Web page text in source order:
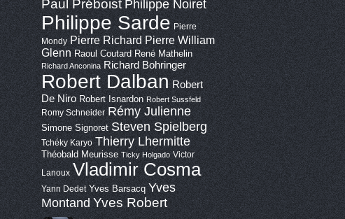
Paul Préboist Philippe Noiret
Philippe Sarde Pierre
Mondy Pierre Richard Pierre William
Glenn Raoul Coutard René Mathelin
Richard Anconina Richard Bohringer
Robert Dalban Robert
De Niro Robert Isnardon Robert Sussfeld
Romy Schneider Rémy Julienne
Simone Signoret Steven Spielberg
Tchéky Karyo Thierry Lhermitte
Théobald Meurisse Ticky Holgado Victor
Lanoux Vladimir Cosma
Yann Dedet Yves Barsacq Yves
Montand Yves Robert